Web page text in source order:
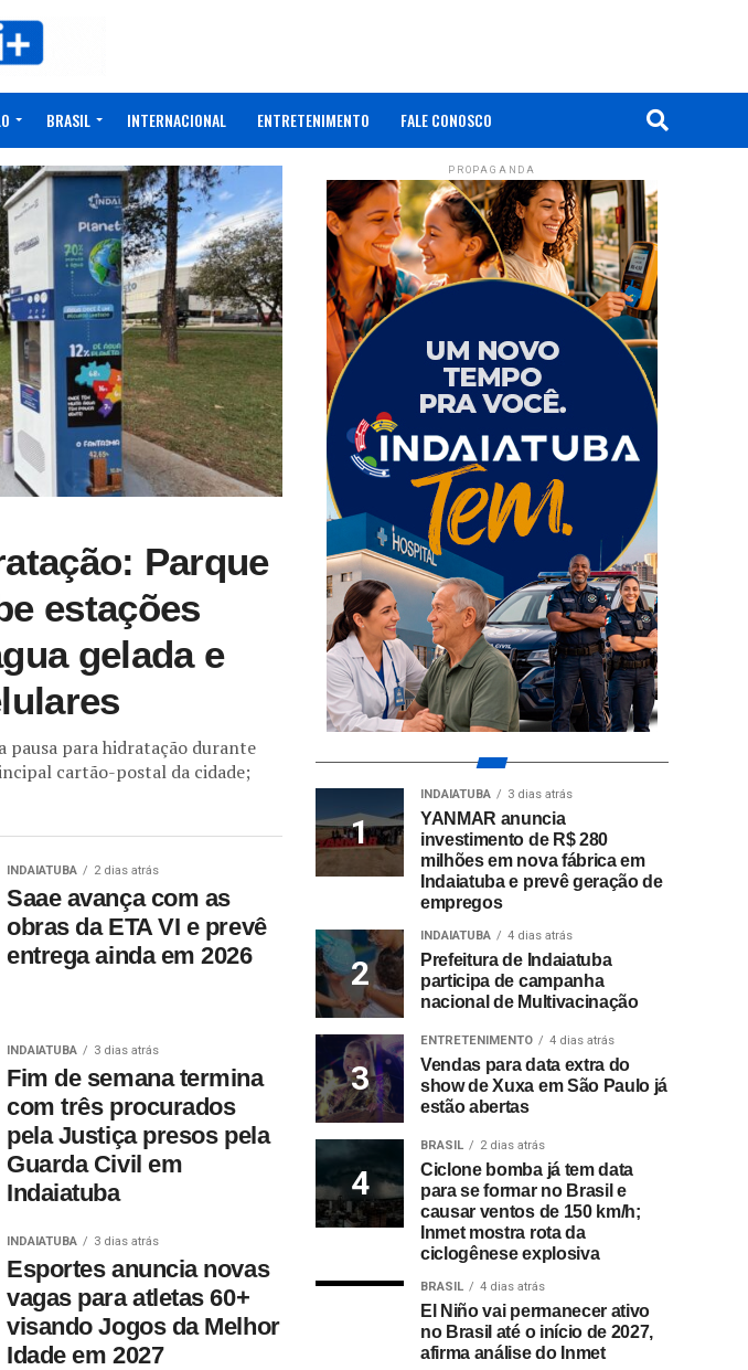
BRASIL INTERNACIONAL ENTRETENIMENTO FALE CONOSCO
Parque
estações
gelada e
pausa para hidratação durante
cartão-postal da cidade;
INDAIATUBA 2 dias atrás
Saae avança com as
obras da ETA VI e prevê
entrega ainda em 2026
INDAIATUBA 3 dias atrás
Fim de semana termina
com três procurados
pela Justiça presos pela
Guarda Civil em
Indaiatuba
INDAIATUBA 3 dias atrás
Esportes anuncia novas
vagas para atletas 60+
visando Jogos da Melhor
Idade em 2027
PROPAGANDA
INDAIATUBA 3 dias atrás
YANMAR anuncia
investimento de R$ 280
milhões em nova fábrica em
Indaiatuba e prevê geração de
empregos
INDAIATUBA 4 dias atrás
Prefeitura de Indaiatuba
participa de campanha
nacional de Multivacinação
ENTRETENIMENTO 4 dias atrás
Vendas para data extra do
show de Xuxa em São Paulo já
estão abertas
BRASIL 2 dias atrás
Ciclone bomba já tem data
para se formar no Brasil e
causar ventos de 150 km/h;
Inmet mostra rota da
ciclogênese explosiva
BRASIL 4 dias atrás
El Niño vai permanecer ativo
no Brasil até o início de 2027,
afirma análise do Inmet